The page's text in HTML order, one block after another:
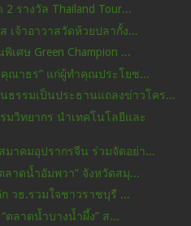
2 รางวัล Thailand Tour...
เจ้าอาวาสวัดห้วยปลากั้ง...
เศษ Green Champion ...
ณาธร” แก่ผู้ทำคุณประโยช...
ธรรมเป็นประธานแถลงข่าวโคร...
วิทยากร นำเทคโนโลยีและ
าคมอุปรากรจีน ร่วมจัดอย่า...
าดน้ำอัมพวา” จังหวัดสมุ...
วธ.รวมใจชาวราชบุรี ...
ตลาดน้ำบางน้ำผึ้ง” ส...